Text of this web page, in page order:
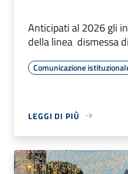
Anticipati al 2026 gli
della linea dismessa
Comunicazione
LEGGI DI PIÙ